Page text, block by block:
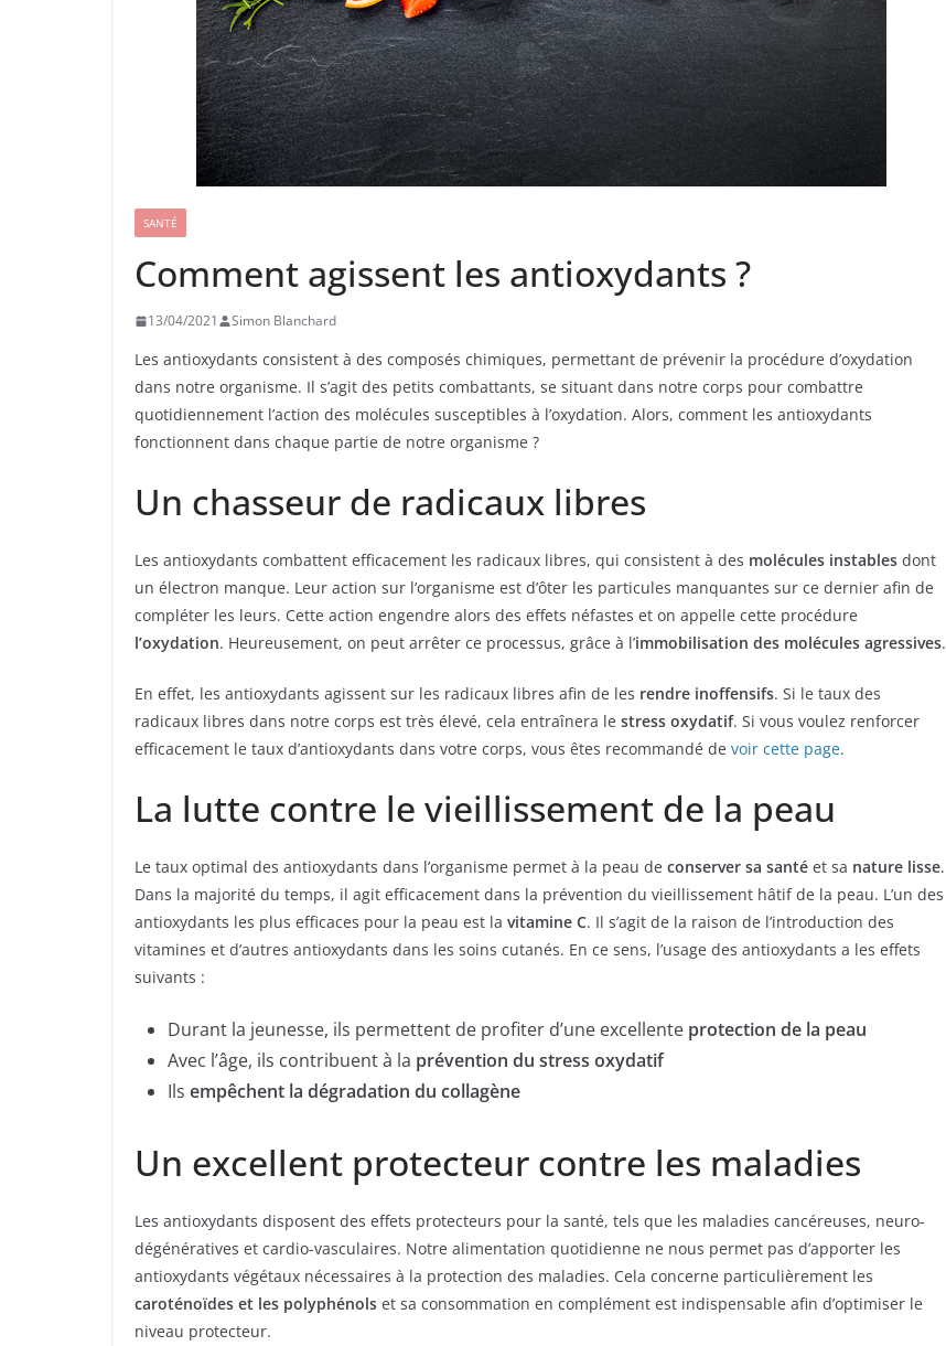
SANTÉ
Comment agissent les antioxydants ?
13/04/2021 Simon Blanchard
Les antioxydants consistent à des composés chimiques, permettant de prévenir la procédure d’oxydation
dans notre organisme. Il s’agit des petits combattants, se situant dans notre corps pour combattre
quotidiennement l’action des molécules susceptibles à l’oxydation. Alors, comment les antioxydants
fonctionnent dans chaque partie de notre organisme ?
Un chasseur de radicaux libres
Les antioxydants combattent efficacement les radicaux libres, qui consistent à des molécules instables dont
un électron manque. Leur action sur l’organisme est d’ôter les particules manquantes sur ce dernier afin de
compléter les leurs. Cette action engendre alors des effets néfastes et on appelle cette procédure
l’oxydation. Heureusement, on peut arrêter ce processus, grâce à l’immobilisation des molécules agressives.
En effet, les antioxydants agissent sur les radicaux libres afin de les rendre inoffensifs. Si le taux des
radicaux libres dans notre corps est très élevé, cela entraînera le stress oxydatif. Si vous voulez renforcer
efficacement le taux d’antioxydants dans votre corps, vous êtes recommandé de voir cette page.
La lutte contre le vieillissement de la peau
Le taux optimal des antioxydants dans l’organisme permet à la peau de conserver sa santé et sa nature lisse.
Dans la majorité du temps, il agit efficacement dans la prévention du vieillissement hâtif de la peau. L’un des
antioxydants les plus efficaces pour la peau est la vitamine C. Il s’agit de la raison de l’introduction des
vitamines et d’autres antioxydants dans les soins cutanés. En ce sens, l’usage des antioxydants a les effets
suivants :
Durant la jeunesse, ils permettent de profiter d’une excellente protection de la peau
Avec l’âge, ils contribuent à la prévention du stress oxydatif
Ils empêchent la dégradation du collagène
Un excellent protecteur contre les maladies
Les antioxydants disposent des effets protecteurs pour la santé, tels que les maladies cancéreuses, neuro-
dégénératives et cardio-vasculaires. Notre alimentation quotidienne ne nous permet pas d’apporter les
antioxydants végétaux nécessaires à la protection des maladies. Cela concerne particulièrement les
caroténoïdes et les polyphénols et sa consommation en complément est indispensable afin d’optimiser le
niveau protecteur.